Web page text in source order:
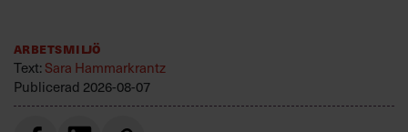
Arbetsmiljö
Text:Sara Hammarkrantz
Publicerad 2026-08-07